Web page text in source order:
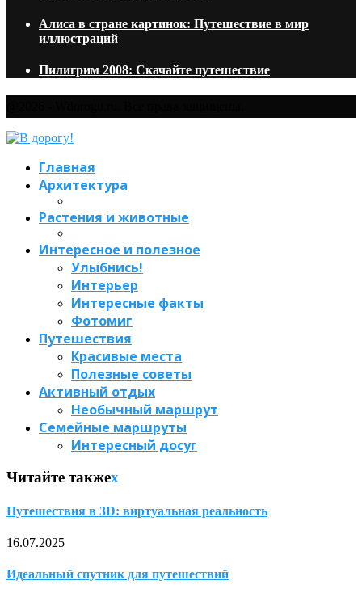
Алиса в стране картинок: Путешествие в мир
иллюстраций
Пилигрим 2008: Скачайте путешествие
Главная
Архитектура
Растения и животные
Интересное и полезное
Улыбнись!
Интерьер
Интересные факты
Фотомиг
Путешествия
Красивые места
Полезные советы
Активный отдых
Необычный маршрут
Семейные маршруты
Интересный досуг
Читайте такжеx
Путешествия в 3D: виртуальная реальность
16.07.2025
Идеальный спутник для путешествий